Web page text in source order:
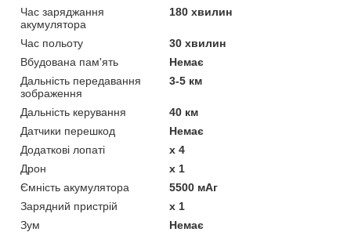
Час заряджання
акумулятора
180 хвилин
Час польоту
30 хвилин
Вбудована пам'ять
Немає
Дальність передавання
зображення
3-5 км
Дальність керування
40 км
Датчики перешкод
Немає
Додаткові лопаті
x 4
Дрон
x 1
Ємність акумулятора
5500 мАг
Зарядний пристрій
x 1
Зум
Немає